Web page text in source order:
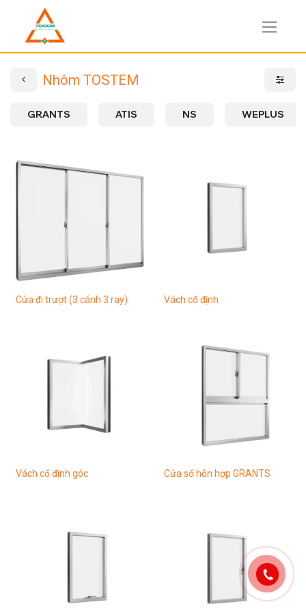
Nhôm TOSTEM
GRANTS ATIS NS WEPLUS
Cửa đi trượt (3 cánh 3 ray) Vách cố định
Vách cố định góc Cửa sổ hỗn hợp GRANTS